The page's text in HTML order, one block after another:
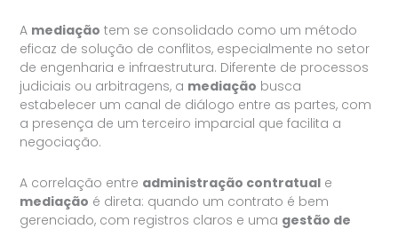
A mediação tem se consolidado como um método
eficaz de solução de conflitos, especialmente no setor
de engenharia e infraestrutura. Diferente de processos
judiciais ou arbitragens, a mediação busca
estabelecer um canal de diálogo entre as partes, com
a presença de um terceiro imparcial que facilita a
negociação.
A correlação entre administração contratual e
mediação é direta: quando um contrato é bem
gerenciado, com registros claros e uma gestão de